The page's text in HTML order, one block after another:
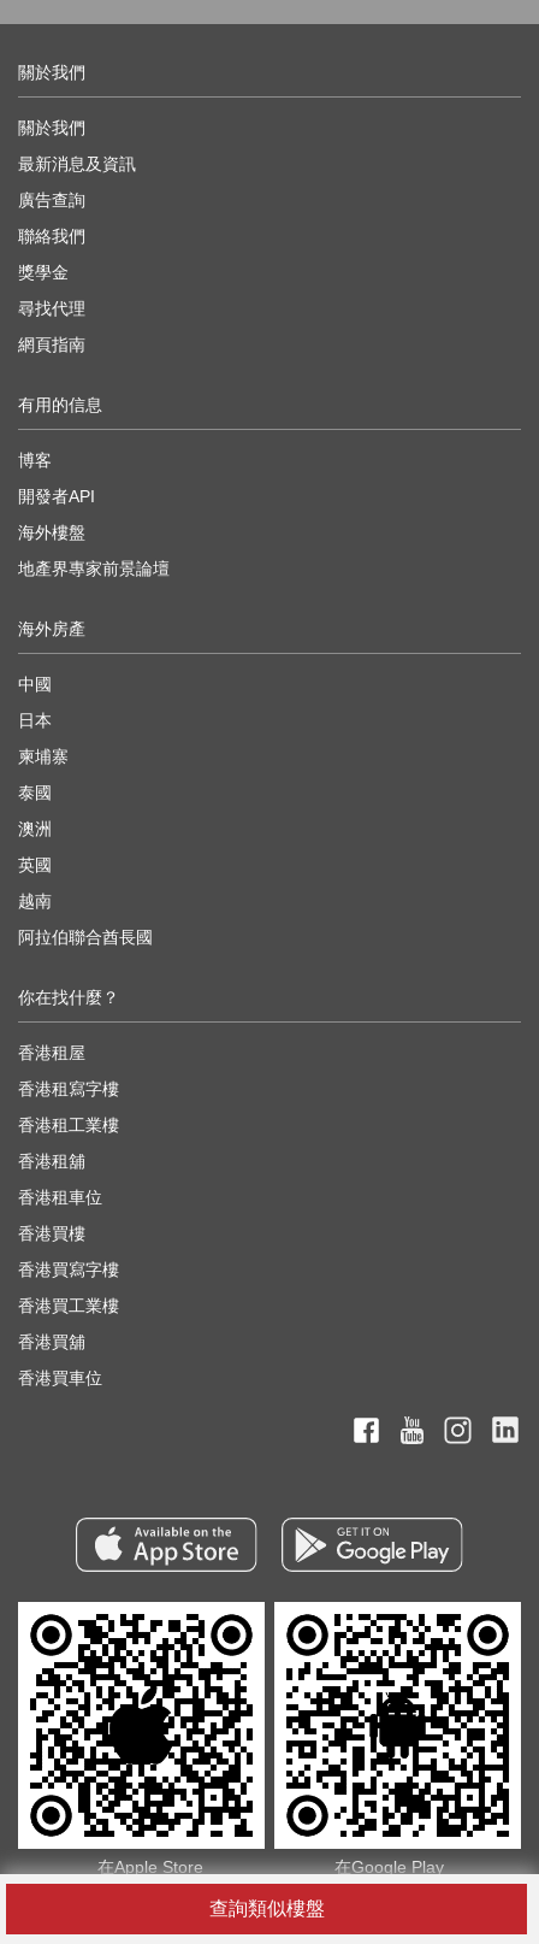
查詢類似樓盤
關於我們
關於我們
最新消息及資訊
廣告查詢
聯絡我們
獎學金
尋找代理
網頁指南
有用的信息
博客
開發者API
海外樓盤
地產界專家前景論壇
海外房產
中國
日本
柬埔寨
泰國
澳洲
英國
越南
阿拉伯聯合酋長國
你在找什麼？
香港租屋
香港租寫字樓
香港租工業樓
香港租舖
香港租車位
香港買樓
香港買寫字樓
香港買工業樓
香港買舖
香港買車位
在Apple Store
在Google Play